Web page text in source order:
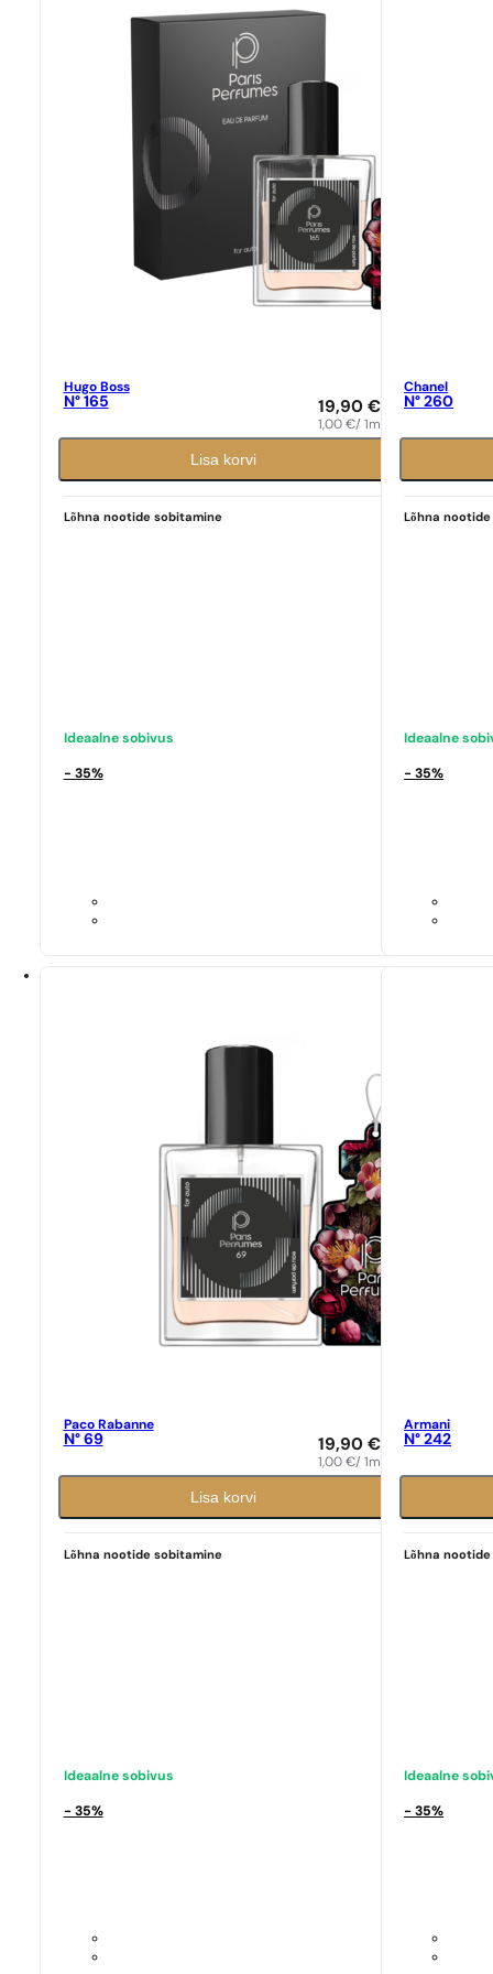
Ideaalne sobivus
Ideaalne
Hugo Boss
N° 165 19,90 €
1,00 €/ 1ml
Lisa korvi
Lõhna nootide sobitamine
Ideaalne sobivus
Ideaalne sobivus
- 35%
Chanel
N° 260
Lõhna
Ideaalne
Ideaalne
- 35%
Paco Rabanne
N° 69 19,90 €
1,00 €/ 1ml
Lisa korvi
Lõhna nootide sobitamine
Ideaalne sobivus
- 35%
Armani
N° 242
Lõhna
Ideaalne
- 35%